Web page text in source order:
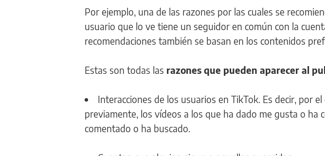
Por ejemplo, una de las razones por las cuales se
usuario que lo ve tiene un seguidor en común con la
recomendaciones también se basan en los contenidos
Estas son todas las razones que pueden aparecer al
Interacciones de los usuarios en TikTok. Es decir, por
previamente, los vídeos a los que ha dado me gusta o ha
comentado o ha buscado.